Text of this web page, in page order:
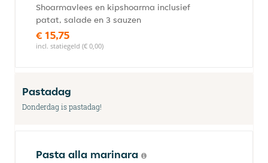
Shoarmavlees en kipshoarma inclusief
patat, salade en 3 sauzen
€ 15,75
incl. statiegeld (€ 0,00)
Pastadag
Donderdag is pastadag!
Pasta alla marinara